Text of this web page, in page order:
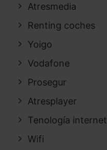
Atresmedia
Renting coches
Yoigo
Vodafone
Prosegur
Atresplayer
Tenología internet
Wifi